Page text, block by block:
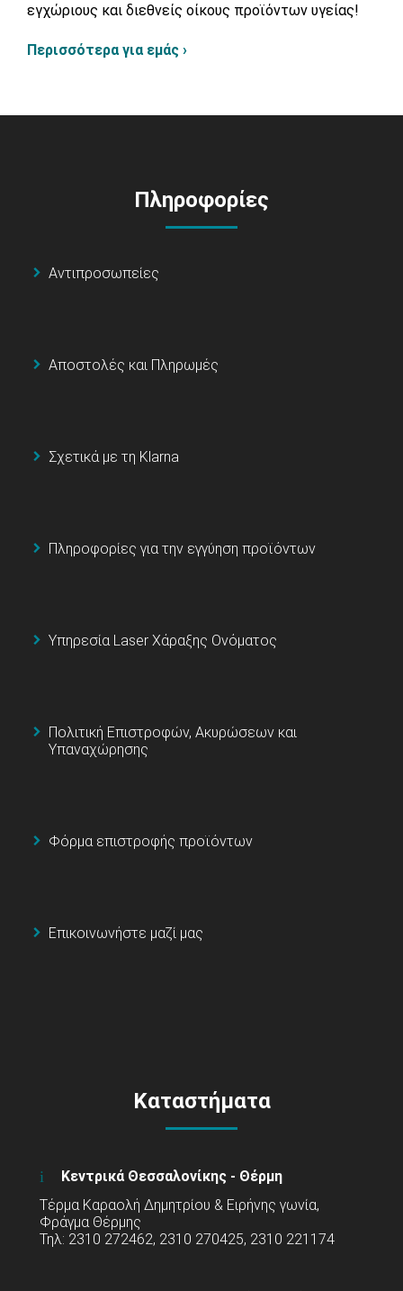
εγχώριους και διεθνείς οίκους προϊόντων υγείας!
Περισσότερα για εμάς ›
Πληροφορίες
Αντιπροσωπείες
Αποστολές και Πληρωμές
Σχετικά με τη Klarna
Πληροφορίες για την εγγύηση προϊόντων
Υπηρεσία Laser Χάραξης Ονόματος
Πολιτική Επιστροφών, Ακυρώσεων και
Υπαναχώρησης
Φόρμα επιστροφής προϊόντων
Επικοινωνήστε μαζί μας
Καταστήματα
Κεντρικά Θεσσαλονίκης - Θέρμη
Τέρμα Καραολή Δημητρίου & Ειρήνης γωνία,
Φράγμα Θέρμης
Τηλ: 2310 272462, 2310 270425, 2310 221174